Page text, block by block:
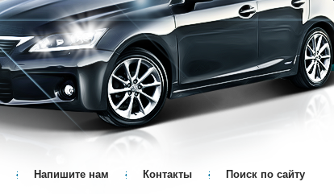
Напишите нам Контакты Поиск по сайту